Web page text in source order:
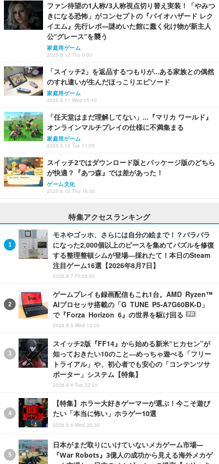
ファン待望の1人称/3人称視点切り替え実装！「やみつ
きになる恐怖」がコンセプトの『バイオハザード レク
イエム』先行レポ―謎めいた館に蠢く化け物が新主人
公“グレース”を襲う
家庭用ゲーム
2025.6.12 Thu 0:00
「スイッチ2」を返品するつもりが…ある家族との偶然
のすれ違いが生んだほっこりエピソード
家庭用ゲーム
2025.6.11 Wed 15:40
「任天堂はまだ理解してない」…『マリカ ワールド』
オンラインマルチプレイの仕様に不満集まる
家庭用ゲーム
2025.6.10 Tue 11:05
スイッチ2ではダウンロード版とパッケージ版のどちら
が快適？『あつ森』では差があった！
ゲーム文化
2025.6.12 Thu 16:00
特集アクセスランキング
モネやゴッホ、さらには自分の絵まで！？バラバラ
になった2,000個以上のピースを集めてパズルを修復
する整理整頓シムが登場―採れたて！本日のSteam
注目ゲーム16選【2026年8月7日】
2026.8.7 Fri 22:00
ゲームプレイも録画配信もこれ1台。AMD Ryzen™
AIプロセッサ搭載の「G TUNE P5-A7G60BK-D」
で『Forza Horizon 6』の世界を駆け回る
PR
2026.8.5 Wed 12:00
スイッチ2版『FF14』から始める新米“ヒカセン”が
知っておきたい10のこと―めっちゃ遊べる「フリー
トライアル」や、初心者でも安心の「コンテンツサ
ポーター」システム【特集】
2026.8.4 Tue 22:20
【特集】ホラー大好きゲーマーが選ぶ！今こそ遊び
たい「本当に怖い」ホラゲー10選
2026.5.6 Wed 20:30
日本がまだ取りにいけていないメカゲーム市場―
『War Robots』3億人の成功から見える海外メカゲ